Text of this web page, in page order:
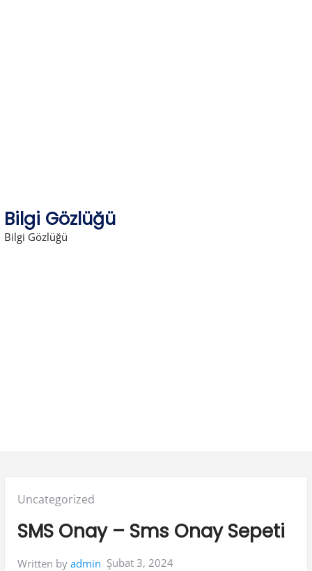
Bilgi Gözlüğü
Bilgi Gözlüğü
Posted
Uncategorized
SMS Onay – Sms Onay Sepeti
Written by admin Şubat 3, 2024